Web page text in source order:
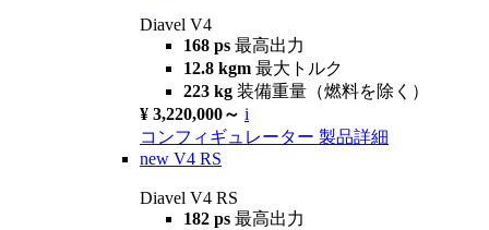
Diavel V4
168 ps 最高出力
12.8 kgm 最大トルク
223 kg 装備重量（燃料を除く）
¥ 3,220,000～ i
コンフィギュレーター 製品詳細
new V4 RS
Diavel V4 RS
182 ps 最高出力